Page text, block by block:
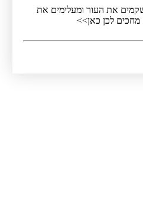
העור ומעלימים את
כאן>>